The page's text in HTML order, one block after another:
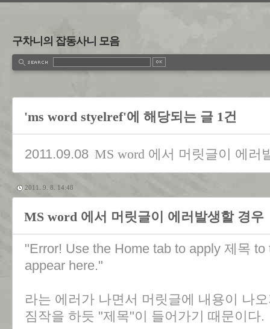
구차니의 잡동사니 모음
'ms word styelref'에 해당되는 글 1건
2011.09.08 MS word 에서 머릿글이 에러
2011. 9. 8. 14:48
MS word 에서 머릿글이 에러발생할 경우
"Error! Use the Home tab to apply 제목
appear here."
라는 에러가 나면서 머릿글에 내용이 나
짐작을 하듯 "제목"이 들어가기 때문이다.